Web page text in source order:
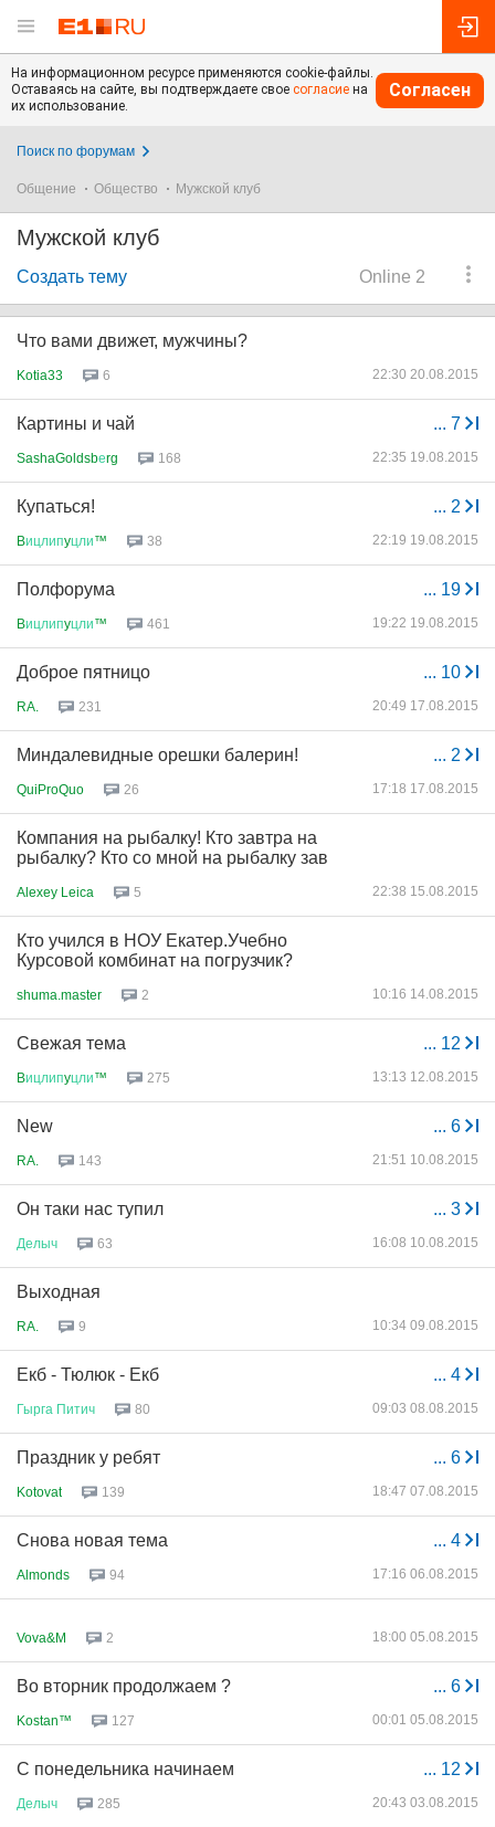
На информационном ресурсе применяются cookie-файлы.
Оставаясь на сайте, вы подтверждаете свое согласие на
их использование.
Согласен
Поиск по форумам
Общение Общество Мужской клуб
Мужской клуб
Online 2
Создать тему
Что вами движет, мужчины?
Kotia33 6 22:30 20.08.2015
... 7
Картины и чай
SashaGoldsbеrg 168 22:35 19.08.2015
... 2
Купаться!
Bицлипyцли™ 38 22:19 19.08.2015
... 19
Полфорума
Bицлипyцли™ 461 19:22 19.08.2015
... 10
Доброе пятницо
RA. 231 20:49 17.08.2015
... 2
Миндалевидные орешки балерин!
QuiProQuo 26 17:18 17.08.2015
Компания на рыбалку! Кто завтра на
рыбалку? Кто со мной на рыбалку зав
Alexey Leica 5 22:38 15.08.2015
Кто учился в НОУ Екатер.Учебно
Курсовой комбинат на погрузчик?
shuma.master 2 10:16 14.08.2015
... 12
Свежая тема
Bицлипyцли™ 275 13:13 12.08.2015
... 6
New
RA. 143 21:51 10.08.2015
... 3
Он таки нас тупил
Делыч 63 16:08 10.08.2015
Выходная
RA. 9 10:34 09.08.2015
... 4
Екб - Тюлюк - Екб
Гырга Питич 80 09:03 08.08.2015
... 6
Праздник у ребят
Kotovat 139 18:47 07.08.2015
... 4
Снова новая тема
Almonds 94 17:16 06.08.2015
Vova&M 2 18:00 05.08.2015
... 6
Во вторник продолжаем ?
Kostan™ 127 00:01 05.08.2015
... 12
С понедельника начинаем
Делыч 285 20:43 03.08.2015